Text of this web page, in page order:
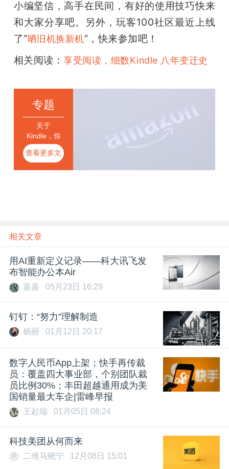
小编坚信，高手在民间，有好的使用技巧快来
和大家分享吧。另外，玩客100社区最近上线
了“晒旧机换新机”，快来参加吧！
相关阅读：享受阅读，细数Kindle 八年变迁史
专题
关于
Kindle，你
不知道的那
些事儿
查看更多文
章
相关文章
用AI重新定义记录——科大讯飞发
布智能办公本Air
嘉嘉 05月23日 16:29
钉钉：“努力”理解制造
杨丽 01月12日 20:17
数字人民币App上架；快手再传裁
员：覆盖四大事业部，个别团队裁
员比例30%；丰田超越通用成为美
国销量最大车企|雷峰早报
王起端 01月05日 08:24
科技美团从何而来
二维马晓宁 12月08日 15:01